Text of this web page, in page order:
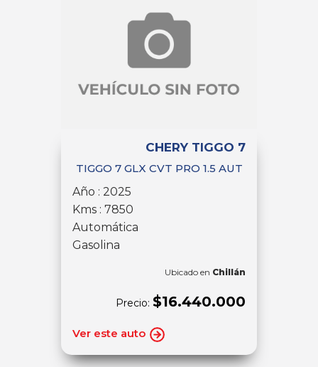
CHERY TIGGO 7
TIGGO 7 GLX CVT PRO 1.5 AUT
Año : 2025
Kms : 7850
Automática
Gasolina
Ubicado en Chillán
Precio: $16.440.000
Ver este auto